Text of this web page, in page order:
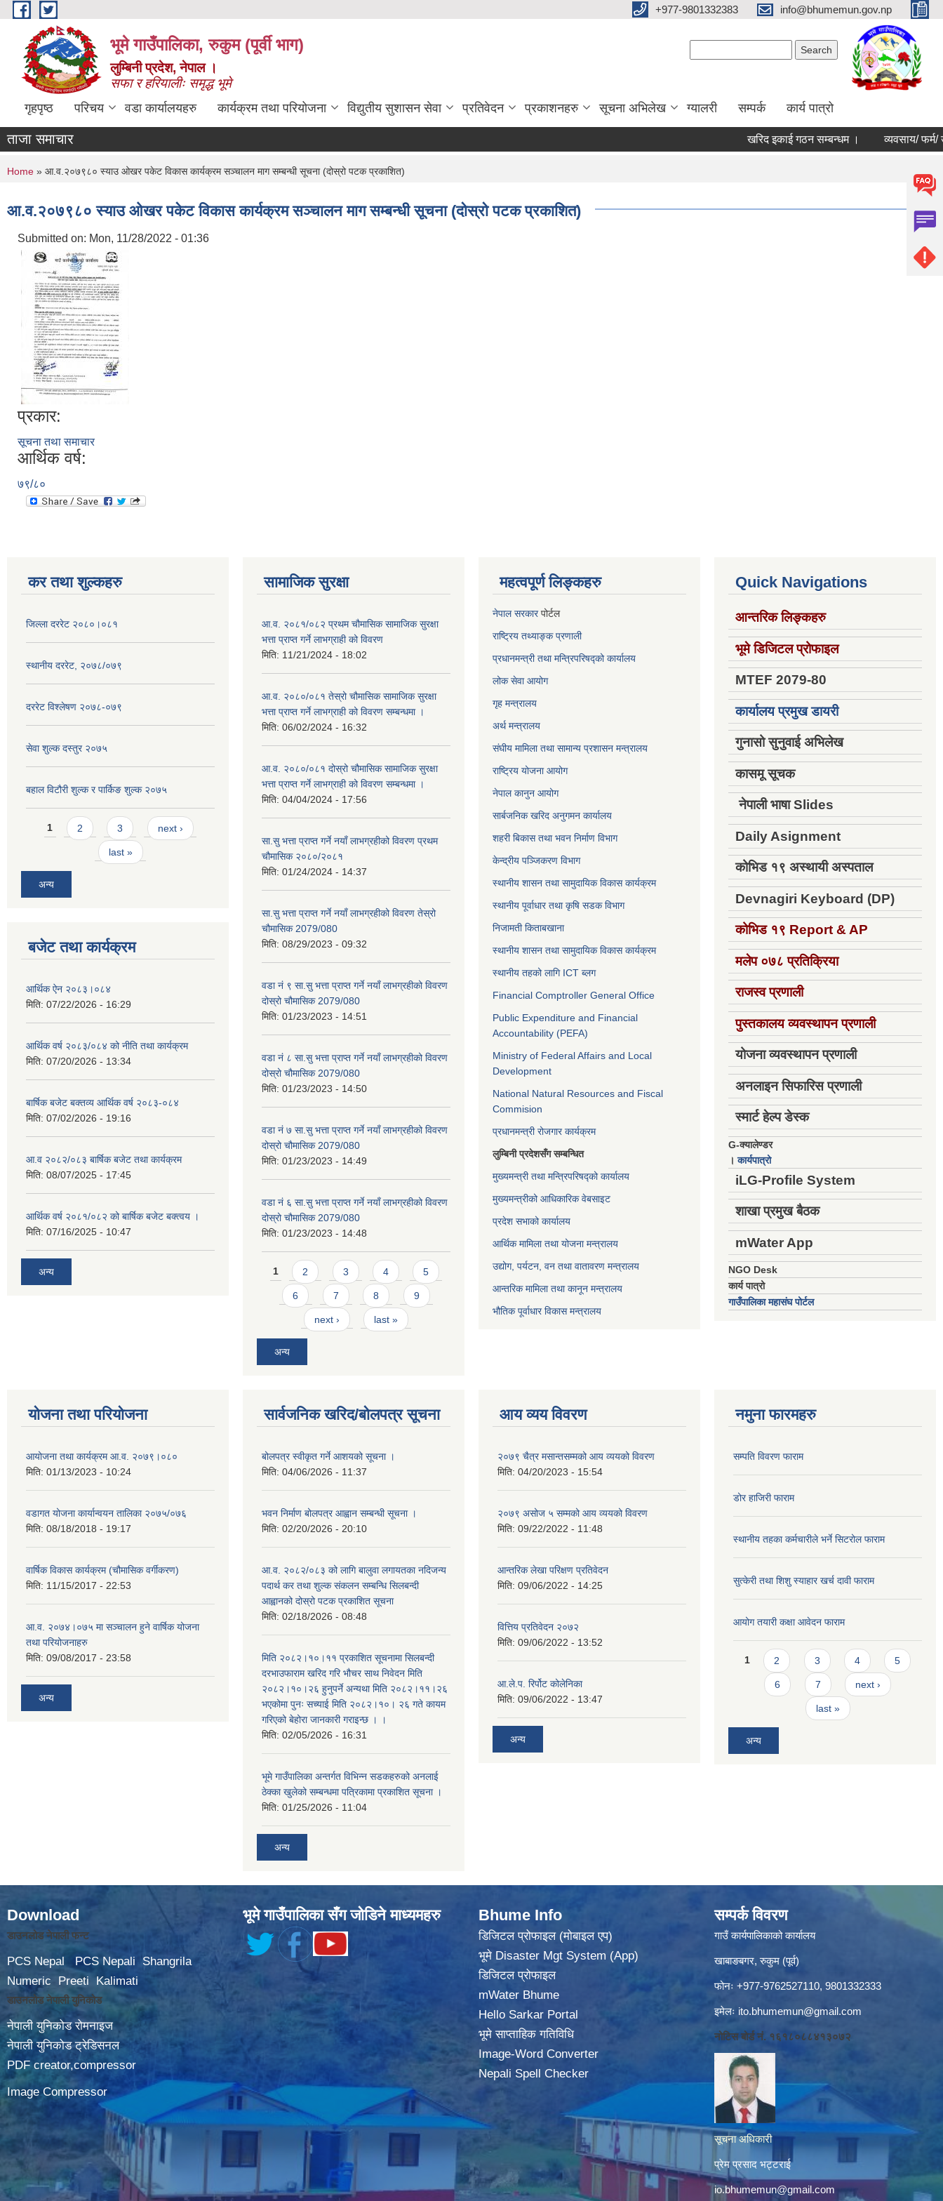
Skip to main content +977-9801332383 info@bhumemun.gov.np
भूमे गाउँपालिका, रुकुम (पूर्वी भाग)
लुम्बिनी प्रदेश, नेपाल ।
सफा र हरियालीः समृद्ध भूमे
गृहपृष्ठ परिचय वडा कार्यालयहरु कार्यक्रम तथा परियोजना विद्युतीय सुशासन सेवा प्रतिवेदन प्रकाशनहरु सूचना अभिलेख ग्यालरी सम्पर्क कार्य पात्रो
ताजा समाचार खरिद इकाई गठन सम्बन्धम । व्यवसाय/ फर्म/
You are here
Home » आ.व.२०७९८० स्याउ ओखर पकेट विकास कार्यक्रम सञ्चालन माग सम्बन्धी सूचना (दोस्रो पटक प्रकाशित)
आ.व.२०७९८० स्याउ ओखर पकेट विकास कार्यक्रम सञ्चालन माग सम्बन्धी सूचना (दोस्रो पटक प्रकाशित)
Submitted on: Mon, 11/28/2022 - 01:36
प्रकार:
सूचना तथा समाचार
आर्थिक वर्ष:
७९/८०
कर तथा शुल्कहरु
जिल्ला दररेट २०८०।०८१
स्थानीय दररेट, २०७८/०७९
दररेट विश्लेषण २०७८-०७९
सेवा शुल्क दस्तुर २०७५
बहाल विटौरी शुल्क र पार्किङ शुल्क २०७५
Pages
1 2 3 next ›
last »
अन्य
बजेट तथा कार्यक्रम
आर्थिक ऐन २०८३।०८४
मिति: 07/22/2026 - 16:29
आर्थिक वर्ष २०८३/०८४ को नीति तथा कार्यक्रम
मिति: 07/20/2026 - 13:34
बार्षिक बजेट बक्तव्य आर्थिक वर्ष २०८३-०८४
मिति: 07/02/2026 - 19:16
आ.व २०८२/०८३ बार्षिक बजेट तथा कार्यक्रम
मिति: 08/07/2025 - 17:45
आर्थिक वर्ष २०८१/०८२ को बार्षिक बजेट बक्त्वय ।
मिति: 07/16/2025 - 10:47
अन्य
सामाजिक सुरक्षा
आ.व. २०८१/०८२ प्रथम चौमासिक सामाजिक सुरक्षा
भत्ता प्राप्त गर्ने लाभग्राही को विवरण
मिति: 11/21/2024 - 18:02
आ.व. २०८०/०८१ तेस्रो चौमासिक सामाजिक सुरक्षा
भत्ता प्राप्त गर्ने लाभग्राही को विवरण सम्बन्धमा ।
मिति: 06/02/2024 - 16:32
आ.व. २०८०/०८१ दोस्रो चौमासिक सामाजिक सुरक्षा
भत्ता प्राप्त गर्ने लाभग्राही को विवरण सम्बन्धमा ।
मिति: 04/04/2024 - 17:56
सा.सु भत्ता प्राप्त गर्ने नयाँ लाभग्रहीको विवरण प्रथम
चौमासिक २०८०/२०८१
मिति: 01/24/2024 - 14:37
सा.सु भत्ता प्राप्त गर्ने नयाँ लाभग्रहीको विवरण तेस्रो
चौमासिक 2079/080
मिति: 08/29/2023 - 09:32
वडा नं ९ सा.सु भत्ता प्राप्त गर्ने नयाँ लाभग्रहीको विवरण
दोस्रो चौमासिक 2079/080
मिति: 01/23/2023 - 14:51
वडा नं ८ सा.सु भत्ता प्राप्त गर्ने नयाँ लाभग्रहीको विवरण
दोस्रो चौमासिक 2079/080
मिति: 01/23/2023 - 14:50
वडा नं ७ सा.सु भत्ता प्राप्त गर्ने नयाँ लाभग्रहीको विवरण
दोस्रो चौमासिक 2079/080
मिति: 01/23/2023 - 14:49
वडा नं ६ सा.सु भत्ता प्राप्त गर्ने नयाँ लाभग्रहीको विवरण
दोस्रो चौमासिक 2079/080
मिति: 01/23/2023 - 14:48
Pages
1 2 3 4 5
6 7 8 9
next › last »
अन्य
महत्वपूर्ण लिङ्कहरु
नेपाल सरकारपोर्टल
राष्ट्रिय तथ्याङ्क प्रणाली
प्रधानमन्त्री तथा मन्त्रिपरिषद्को कार्यालय
लोक सेवाआयोग
गृह मन्त्रालय
अर्थ मन्त्रालय
संघीय मामिला तथा सामान्य प्रशासन मन्त्रालय
राष्ट्रिय योजना आयोग
नेपाल कानुन आयोग
सार्बजनिक खरिद अनुगमन कार्यालय
शहरी बिकास तथा भवन निर्माण विभाग
केन्द्रीय पञ्जिकरण विभाग
स्थानीय शासन तथा सामुदायिक विकास कार्यक्रम
स्थानीय पूर्वाधार तथा कृषि सडक विभाग
निजामती किताबखाना
स्थानीय शासन तथा सामुदायिक विकास कार्यक्रम
स्थानीय तहको लागि ICT ब्लग
Financial Comptroller General Office
Public Expenditure and Financial
Accountability (PEFA)
Ministry of Federal Affairs and Local
Development
National Natural Resources and Fiscal
Commision
प्रधानमन्त्री रोजगार कार्यक्रम
लुम्बिनी प्रदेशसँग सम्बन्धित
मुख्यमन्त्री तथा मन्त्रिपरिषद्को कार्यालय
मुख्यमन्त्रीको आधिकारिक वेबसाइट
प्रदेश सभाको कार्यालय
आर्थिक मामिला तथा योजना मन्त्रालय
उद्योग, पर्यटन, वन तथा वातावरण मन्त्रालय
आन्तरिक मामिला तथा कानून मन्त्रालय
भौतिक पूर्वाधार विकास मन्त्रालय
Quick Navigations
आन्तरिक लिङ्कहरु
भूमे डिजिटल प्रोफाइल
MTEF 2079-80
कार्यालय प्रमुख डायरी
गुनासो सुनुवाई अभिलेख
कासमू सूचक
नेपाली भाषा Slides
Daily Asignment
कोभिड १९ अस्थायी अस्पताल
Devnagiri Keyboard (DP)
कोभिड १९ Report & AP
मलेप ०७८ प्रतिक्रिया
राजस्व प्रणाली
पुस्तकालय व्यवस्थापन प्रणाली
योजना व्यवस्थापन प्रणाली
अनलाइन सिफारिस प्रणाली
स्मार्ट हेल्प डेस्क
G-क्यालेण्डर
।कार्यपात्रो
iLG-Profile System
शाखा प्रमुख बैठक
mWater App
NGO Desk
कार्य पात्रो
गाउँपालिका महासंघ पोर्टल
योजना तथा परियोजना
आयोजना तथा कार्यक्रम आ.व. २०७९।०८०
मिति: 01/13/2023 - 10:24
वडागत योजना कार्यान्वयन तालिका २०७५/०७६
मिति: 08/18/2018 - 19:17
वार्षिक विकास कार्यक्रम (चौमासिक वर्गीकरण)
मिति: 11/15/2017 - 22:53
आ.व. २०७४।०७५ मा सञ्चालन हुने वार्षिक योजना
तथा परियोजनाहरु
मिति: 09/08/2017 - 23:58
अन्य
सार्वजनिक खरिद/बोलपत्र सूचना
बोलपत्र स्वीकृत गर्ने आशयको सूचना ।
मिति: 04/06/2026 - 11:37
भवन निर्माण बोलपत्र आह्वान सम्बन्धी सूचना ।
मिति: 02/20/2026 - 20:10
आ.व. २०८२/०८३ को लागि बालुवा लगायतका नदिजन्य
पदार्थ कर तथा शुल्क संकलन सम्बन्धि सिलबन्दी
आह्वानको दोस्रो पटक प्रकाशित सूचना
मिति: 02/18/2026 - 08:48
मिति २०८२।१०।११ प्रकाशित सूचनामा सिलबन्दी
दरभाउफाराम खरिद गरि भौचर साथ निवेदन मिति
२०८२।१०।२६ हुनुपर्ने अन्यथा मिति २०८२।११।२६
भएकोमा पुनः सच्याई मिति २०८२।१०। २६ गते कायम
गरिएको बेहोरा जानकारी गराइन्छ । ।
मिति: 02/05/2026 - 16:31
भूमे गाउँपालिका अन्तर्गत विभिन्न सडकहरुको अनलाई
ठेक्का खुलेको सम्बन्धमा पत्रिकामा प्रकाशित सूचना ।
मिति: 01/25/2026 - 11:04
अन्य
आय व्यय विवरण
२०७९ चैत्र मसान्तसम्मको आय व्ययको विवरण
मिति: 04/20/2023 - 15:54
२०७९ असोज ५ सम्मको आय व्ययको विवरण
मिति: 09/22/2022 - 11:48
आन्तरिक लेखा परिक्षण प्रतिवेदन
मिति: 09/06/2022 - 14:25
वित्तिय प्रतिवेदन २०७२
मिति: 09/06/2022 - 13:52
आ.ले.प. रिर्पोट कोलेनिका
मिति: 09/06/2022 - 13:47
अन्य
नमुना फारमहरु
सम्पति विवरण फाराम
डोर हाजिरी फाराम
स्थानीय तहका कर्मचारीले भर्ने सिटरोल फाराम
सुत्केरी तथा शिशु स्याहार खर्च दावी फाराम
आयोग तयारी कक्षा आवेदन फाराम
Pages
1 2 3 4 5
6 7 next ›
last »
अन्य
Download
डाउनलोड नेपाली फन्ट
PCS Nepal PCS Nepali
Shangrila
Numeric
Preeti Kalimati
डाउनलोड नेपाली युनिकोड
नेपाली युनिकोड रोमनाइज
नेपाली युनिकोड ट्रेडिसनल
PDF creator,compressor
Image Compressor
भूमे गाउँपालिका सँग जोडिने माध्यमहरु Bhume Info
डिजिटल प्रोफाइल (मोबाइल एप)
भूमे Disaster Mgt System (App)
डिजिटल प्रोफाइल
mWater Bhume
Hello Sarkar Portal
भूमे साप्ताहिक गतिविधि
Image-Word Converter
Nepali Spell Checker
सम्पर्क विवरण
गाउँ कार्यपालिकाको कार्यालय
खाबाङबगर, रुकुम (पूर्व)
फोनः +977-9762527110, 9801332333
इमेलः ito.bhumemun@gmail.com
नोटिस बोर्ड नं. १६१८०८८४१३०७२
सूचना अधिकारी
प्रेम प्रसाद भट्टराई
io.bhumemun@gmail.com